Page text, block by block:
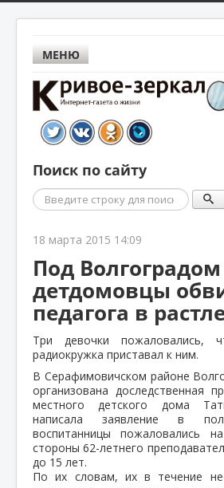
МЕНЮ
Поиск по сайту
Поиск
18 марта 2015 14:09
Под Волгоградом
детдомовцы
педагога в
Три девочки пожаловались,
радиокружка приставал к ним.
В Серафимовичском районе
организована доследственная
местного детского дома
написала заявление в
воспитанницы пожаловались
стороны 62-летнего
до 15 лет.
По их словам, их в течение